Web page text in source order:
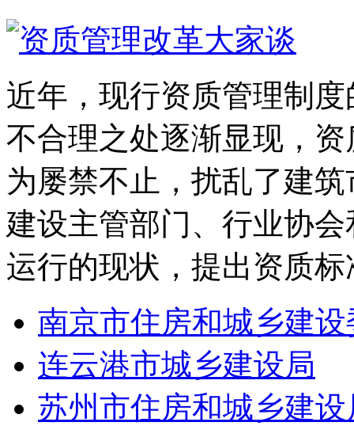
近年，现行资质管理制
不合理之处逐渐显现，
为屡禁不止，扰乱了建
建设主管部门、行业协
运行的现状，提出资质
南京市住房和城乡建设
连云港市城乡建设局
苏州市住房和城乡建设